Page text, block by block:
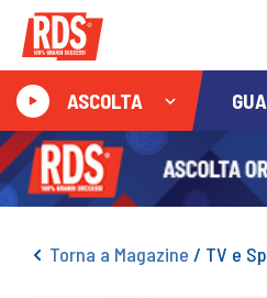
ASCOLTA
Torna a Magazine / TV e